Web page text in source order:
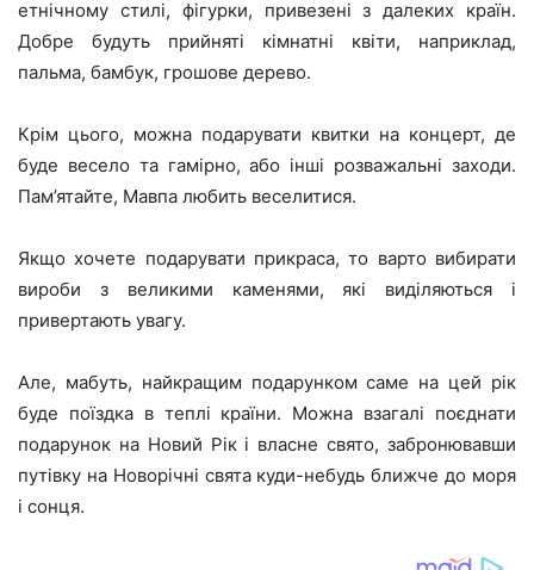
етнічному стилі, фігурки, привезені з далеких країн.
Добре будуть прийняті кімнатні квіти, наприклад,
пальма, бамбук, грошове дерево.
Крім цього, можна подарувати квитки на концерт, де
буде весело та гамірно, або інші розважальні заходи.
Пам’ятайте, Мавпа любить веселитися.
Якщо хочете подарувати прикраса, то варто вибирати
вироби з великими каменями, які виділяються і
привертають увагу.
Але, мабуть, найкращим подарунком саме на цей рік
буде поїздка в теплі країни. Можна взагалі поєднати
подарунок на Новий Рік і власне свято, забронювавши
путівку на Новорічні свята куди-небудь ближче до моря
і сонця.